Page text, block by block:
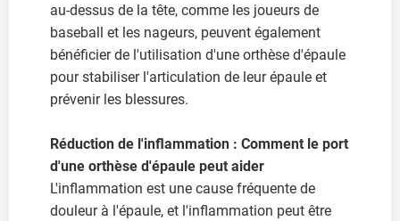
au-dessus de la tête, comme les joueurs de
baseball et les nageurs, peuvent également
bénéficier de l'utilisation d'une orthèse d'épaule
pour stabiliser l'articulation de leur épaule et
prévenir les blessures.
Réduction de l'inflammation : Comment le port
d'une orthèse d'épaule peut aider
L'inflammation est une cause fréquente de
douleur à l'épaule, et l'inflammation peut être